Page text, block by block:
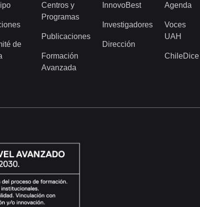
de
Centros y
Programas
Publicaciones
Formación
Avanzada
InnovoBest
Investigadores
Dirección
Agenda
Voces
UAH
ChileDice